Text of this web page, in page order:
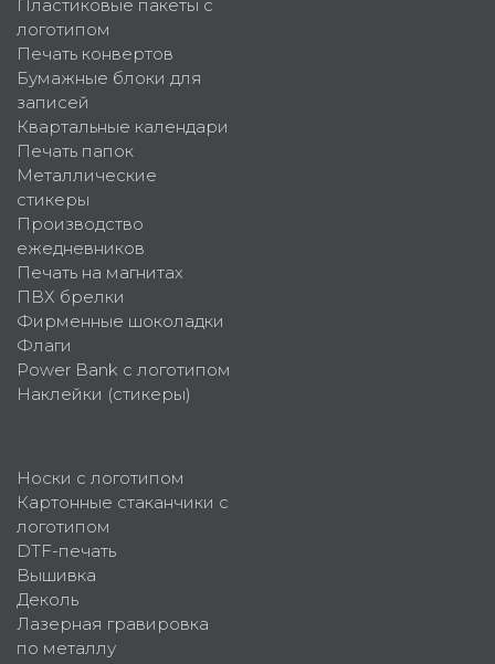
Пластиковые пакеты с
логотипом
Печать конвертов
Бумажные блоки для
записей
Квартальные календари
Печать папок
Металлические
стикеры
Производство
ежедневников
Печать на магнитах
ПВХ брелки
Фирменные шоколадки
Флаги
Power Bank с логотипом
Наклейки (стикеры)
Носки с логотипом
Картонные стаканчики с
логотипом
DTF-печать
Вышивка
Деколь
Лазерная гравировка
по металлу